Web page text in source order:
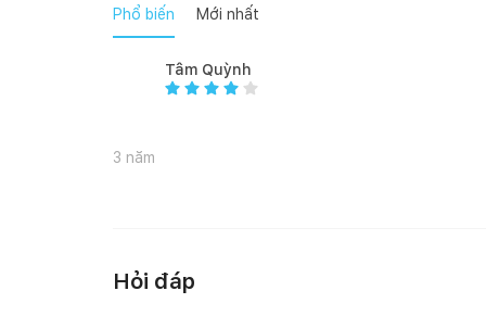
Phổ biến Mới nhất
Tâm Quỳnh
3 năm
Hỏi đáp